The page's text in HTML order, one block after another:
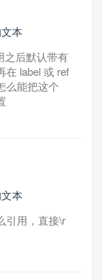
本
之后默认带有
在 label 或 ref
么能把这个
本
引用，直接\r